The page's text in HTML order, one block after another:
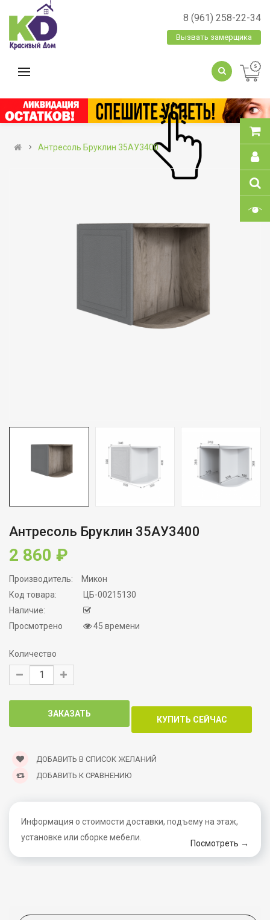
8 (961) 258-22-34
Вызвать замерщика
Антресоль Бруклин 35АУ3400
Антресоль Бруклин 35АУ3400
2 860 ₽
Производитель:
Микон
Код товара:
ЦБ-00215130
Наличие:
Просмотрено
45 времени
Количество
ДОБАВИТЬ В СПИСОК ЖЕЛАНИЙ
ДОБАВИТЬ К СРАВНЕНИЮ
Информация о стоимости доставки, подъему на этаж,
установке или сборке мебели.
Посмотреть →